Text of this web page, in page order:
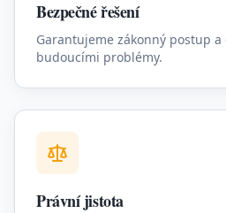
Bezpečné řešení
Garantujeme zákonný postup
budoucími problémy.
Právní jistota